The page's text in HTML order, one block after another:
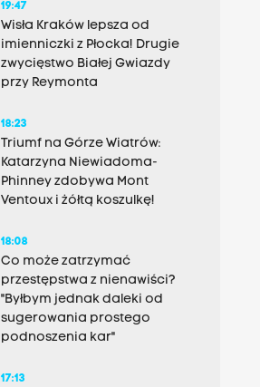
19:47
Wisła Kraków lepsza od
imienniczki z Płocka! Drugie
zwycięstwo Białej Gwiazdy
przy Reymonta
18:23
Triumf na Górze Wiatrów:
Katarzyna Niewiadoma-
Phinney zdobywa Mont
Ventoux i żółtą koszulkę!
18:08
Co może zatrzymać
przestępstwa z nienawiści?
"Byłbym jednak daleki od
sugerowania prostego
podnoszenia kar"
17:13